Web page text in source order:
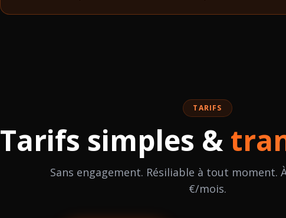
TARIFS
Tarifs simples &
Sans engagement. Résiliable à tout moment.
€/mois.